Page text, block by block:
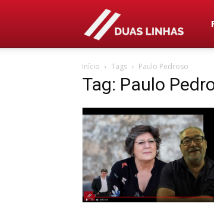
Início Tags Paulo Pedroso
Tag: Paulo